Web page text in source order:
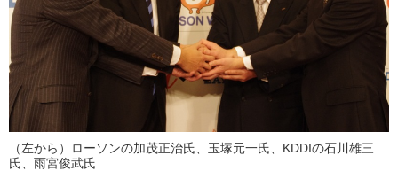
（左から）ローソンの加茂正治氏、玉塚元一氏、KDDIの石川雄三
氏、雨宮俊武氏